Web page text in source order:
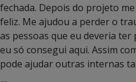
fechada. Depois do projeto
feliz. Me ajudou a perder o
as pessoas que eu deveria
eu só consegui aqui. Assim
pode ajudar outras internas